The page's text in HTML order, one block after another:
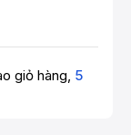
giỏ hàng, 5